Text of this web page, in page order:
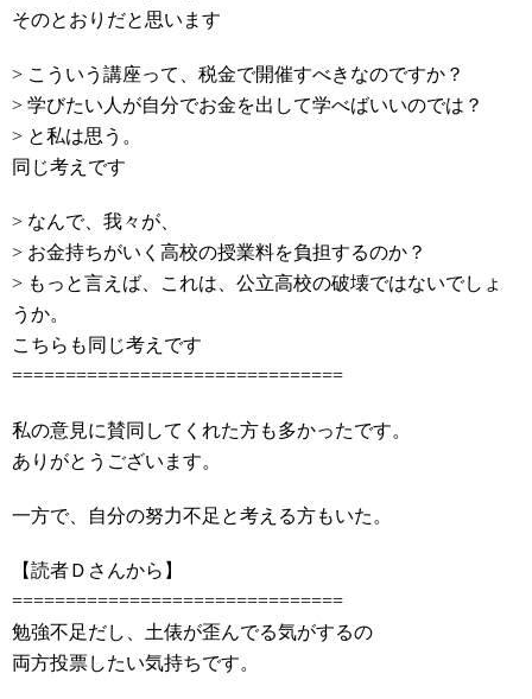
そのとおりだと思います
> こういう講座って、税金で開催すべきなのですか？
> 学びたい人が自分でお金を出して学べばいいのでは？
> と私は思う。
同じ考えです
> なんで、我々が、
> お金持ちがいく高校の授業料を負担するのか？
> もっと言えば、これは、公立高校の破壊ではないでしょ
うか。
こちらも同じ考えです
===============================
私の意見に賛同してくれた方も多かったです。
ありがとうございます。
一方で、自分の努力不足と考える方もいた。
【読者Ｄさんから】
===============================
勉強不足だし、土俵が歪んでる気がするの
両方投票したい気持ちです。